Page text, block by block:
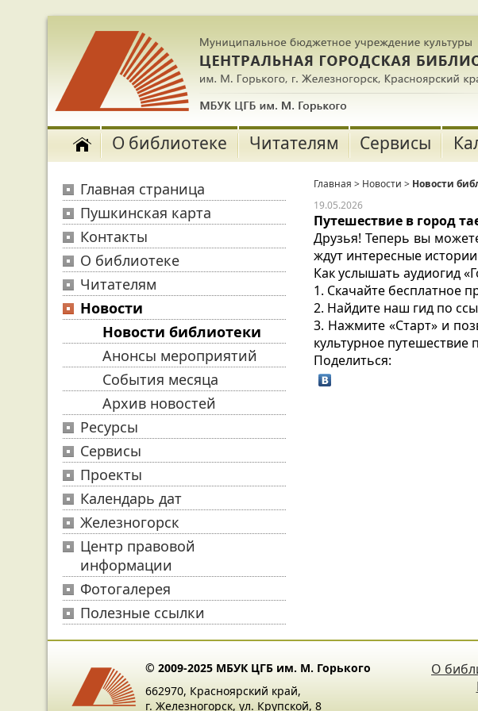
О библиотеке Читателям Сервисы
Главная страница
Пушкинская карта
Контакты
О библиотеке
Читателям
Новости
Новости библиотеки
Анонсы мероприятий
События месяца
Архив новостей
Ресурсы
Сервисы
Проекты
Календарь дат
Железногорск
Центр правовой
информации
Фотогалерея
Полезные ссылки
Главная > Новости > Новости
19.05.2026
Путешествие в город
Друзья! Теперь вы
ждут интересные
Как услышать аудиогид
1. Скачайте бесплатное
2. Найдите наш гид по
3. Нажмите «Старт» и
культурное
Поделиться:
© 2009-2025 МБУК ЦГБ им. М. Горького
662970, Красноярский край,
г. Железногорск, ул. Крупской, 8
О